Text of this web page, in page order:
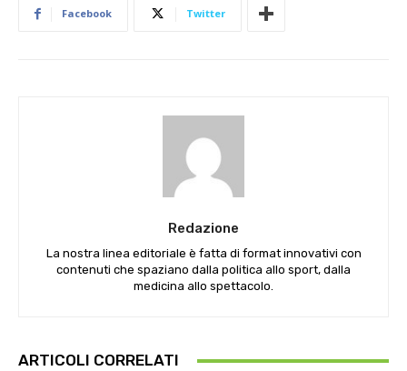
Facebook Twitter
Redazione
La nostra linea editoriale è fatta di format innovativi con
contenuti che spaziano dalla politica allo sport, dalla
medicina allo spettacolo.
ARTICOLI CORRELATI